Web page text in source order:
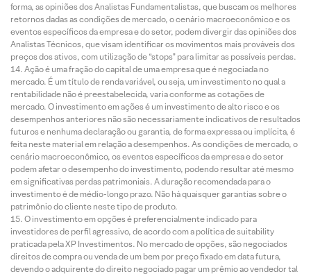
forma, as opiniões dos Analistas Fundamentalistas, que buscam os melhores
retornos dadas as condições de mercado, o cenário macroeconômico e os
eventos específicos da empresa e do setor, podem divergir das opiniões dos
Analistas Técnicos, que visam identificar os movimentos mais prováveis dos
preços dos ativos, com utilização de “stops” para limitar as possíveis perdas.
Ação é uma fração do capital de uma empresa que é negociada no
mercado. É um título de renda variável, ou seja, um investimento no qual a
rentabilidade não é preestabelecida, varia conforme as cotações de
mercado. O investimento em ações é um investimento de alto risco e os
desempenhos anteriores não são necessariamente indicativos de resultados
futuros e nenhuma declaração ou garantia, de forma expressa ou implícita, é
feita neste material em relação a desempenhos. As condições de mercado, o
cenário macroeconômico, os eventos específicos da empresa e do setor
podem afetar o desempenho do investimento, podendo resultar até mesmo
em significativas perdas patrimoniais. A duração recomendada para o
investimento é de médio-longo prazo. Não há quaisquer garantias sobre o
patrimônio do cliente neste tipo de produto.
O investimento em opções é preferencialmente indicado para
investidores de perfil agressivo, de acordo com a política de suitability
praticada pela XP Investimentos. No mercado de opções, são negociados
direitos de compra ou venda de um bem por preço fixado em data futura,
devendo o adquirente do direito negociado pagar um prêmio ao vendedor tal